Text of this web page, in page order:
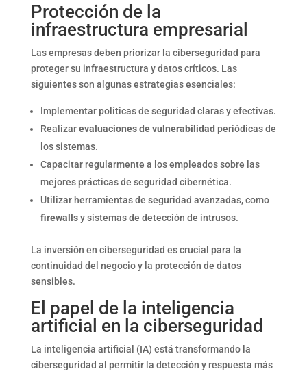
Protección de la
infraestructura empresarial
Las empresas deben priorizar la ciberseguridad para
proteger su infraestructura y datos críticos. Las
siguientes son algunas estrategias esenciales:
Implementar políticas de seguridad claras y efectivas.
Realizarevaluaciones de vulnerabilidad periódicas de
los sistemas.
Capacitar regularmente a los empleados sobre las
mejores prácticas de seguridad cibernética.
Utilizar herramientas de seguridad avanzadas, como
firewallsy sistemas de detección de intrusos.
La inversión en ciberseguridad es crucial para la
continuidad del negocio y la protección de datos
sensibles.
El papel de la inteligencia
artificial en la ciberseguridad
La inteligencia artificial (IA) está transformando la
ciberseguridad al permitir la detección y respuesta más